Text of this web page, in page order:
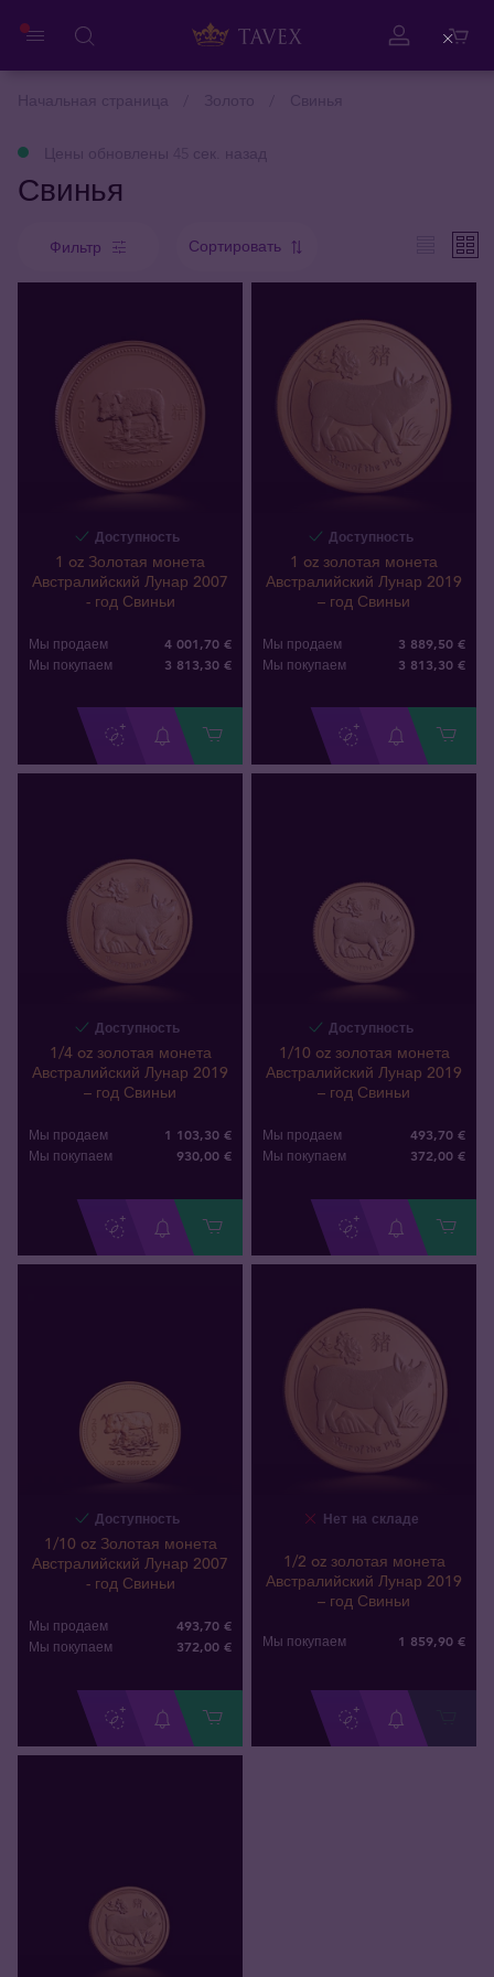
Свинья
Фильтр Сортировать
Доступность
1 oz Золотая монета
Австралийский Лунар 2007
- год Свиньи
Мы продаем 4 001,70 €
Мы покупаем 3 813,30 €
Доступность
1 oz золотая монета
Австралийский Лунар 2019
– год Свиньи
Мы продаем 3 889,50 €
Мы покупаем 3 813,30 €
Доступность
1/4 oz золотая монета
Австралийский Лунар 2019
– год Свиньи
Мы продаем 1 103,30 €
Мы покупаем 930,00 €
Доступность
1/10 oz золотая монета
Австралийский Лунар 2019
– год Свиньи
Мы продаем 493,70 €
Мы покупаем 372,00 €
Доступность
1/10 oz Золотая монета
Австралийский Лунар 2007
- год Свиньи
Мы продаем 493,70 €
Мы покупаем 372,00 €
Нет на складе
1/2 oz золотая монета
Австралийский Лунар 2019
– год Свиньи
Мы покупаем 1 859,90 €
Close